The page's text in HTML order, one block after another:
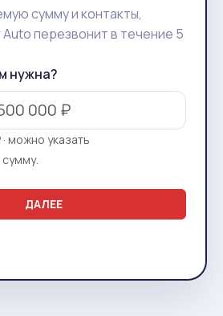
сумму и контакты,
перезвонит в течение 5
нужна?
можно указать
ДАЛЕЕ